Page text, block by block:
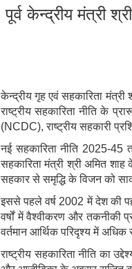
पूर्व केन्द्रीय मंत्री
केन्द्रीय गृह एवं सहकारिता
राष्ट्रीय सहकारिता नीति के
(NCDC), राष्ट्रीय सहकारी
नई सहकारिता नीति 2025-45
सहकारिता मंत्री श्री अमित
सहकार से समृद्धि के विजन को
इससे पहले वर्ष 2002 में देश की
वर्षों में वैश्वीकरण और तकनीकी
वर्तमान आर्थिक परिदृश्य में
राष्ट्रीय सहकारिता नीति का